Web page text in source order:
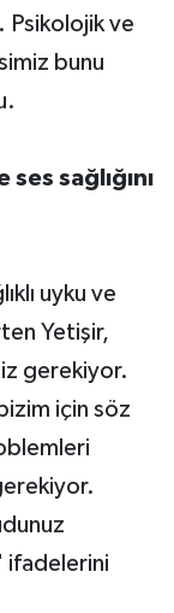
Psikolojik ve
bunu
sağlığını
uyku ve
Yetişir,
gerekiyor.
için söz
ifadelerini